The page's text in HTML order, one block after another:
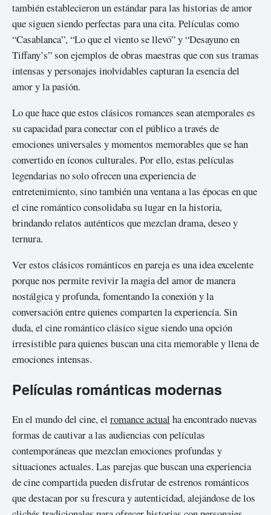
también establecieron un estándar para las historias de amor
que siguen siendo perfectas para una cita. Películas como
“Casablanca”, “Lo que el viento se llevó” y “Desayuno en
Tiffany’s” son ejemplos de obras maestras que con sus tramas
intensas y personajes inolvidables capturan la esencia del
amor y la pasión.
Lo que hace que estos clásicos romances sean atemporales es
su capacidad para conectar con el público a través de
emociones universales y momentos memorables que se han
convertido en íconos culturales. Por ello, estas películas
legendarias no solo ofrecen una experiencia de
entretenimiento, sino también una ventana a las épocas en que
el cine romántico consolidaba su lugar en la historia,
brindando relatos auténticos que mezclan drama, deseo y
ternura.
Ver estos clásicos románticos en pareja es una idea excelente
porque nos permite revivir la magia del amor de manera
nostálgica y profunda, fomentando la conexión y la
conversación entre quienes comparten la experiencia. Sin
duda, el cine romántico clásico sigue siendo una opción
irresistible para quienes buscan una cita memorable y llena de
emociones intensas.
Películas románticas modernas
En el mundo del cine, el romance actual ha encontrado nuevas
formas de cautivar a las audiencias con películas
contemporáneas que mezclan emociones profundas y
situaciones actuales. Las parejas que buscan una experiencia
de cine compartida pueden disfrutar de estrenos románticos
que destacan por su frescura y autenticidad, alejándose de los